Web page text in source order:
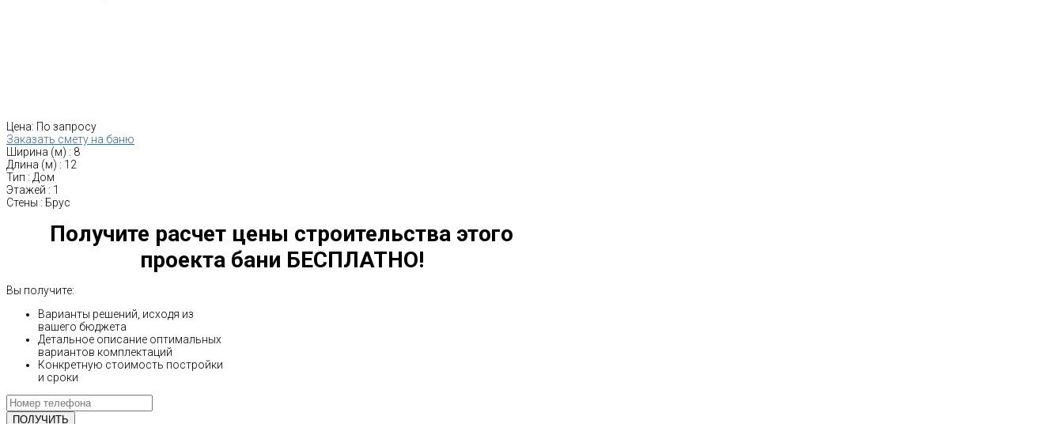
Цена: По запросу
Заказать смету на баню
Ширина (м) : 8
Длина (м) : 12
Тип : Дом
Этажей : 1
Стены : Брус
Получите расчет цены строительства этого
проекта бани БЕСПЛАТНО!
Вы получите:
Варианты решений, исходя из
вашего бюджета
Детальное описание оптимальных
вариантов комплектаций
Конкретную стоимость постройки
и сроки